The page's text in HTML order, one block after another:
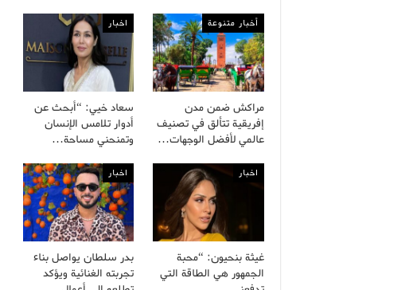
أخبار متنوعة
مراكش ضمن مدن
إفريقية تتألق في تصنيف
عالمي لأفضل الوجهات…
اخبار
سعاد خيي: “أبحث عن
أدوار تلامس الإنسان
وتمنحني مساحة…
اخبار
غيثة بنحيون: “محبة
الجمهور هي الطاقة التي
اخبار
بدر سلطان يواصل بناء
تجربته الغنائية ويؤكد